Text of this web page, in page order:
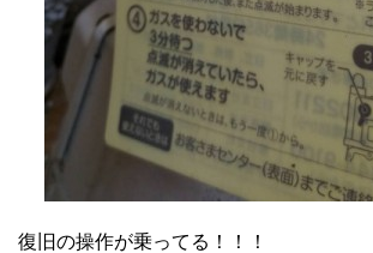
復旧の操作が乗ってる！！！